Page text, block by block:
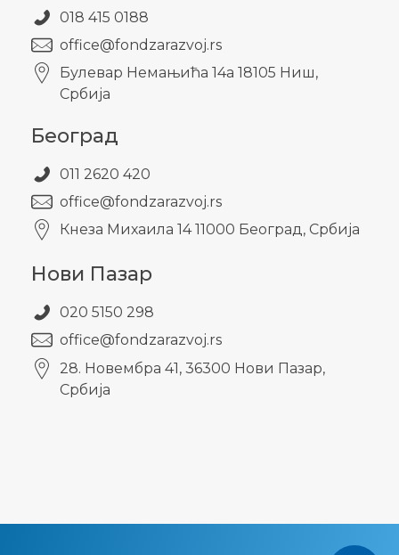
018 415 0188
office@fondzarazvoj.rs
Булевар Немањића 14а 18105 Ниш,
Србија
Београд
011 2620 420
office@fondzarazvoj.rs
Кнезa Михаила 14 11000 Београд, Србија
Нови Пазар
020 5150 298
office@fondzarazvoj.rs
28. Новембра 41, 36300 Нови Пазар,
Србија